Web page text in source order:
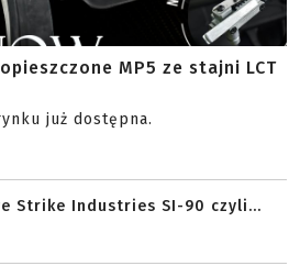
MP5 ze stajni LCT
już dostępna.
Strike Industries SI-90 czyli...